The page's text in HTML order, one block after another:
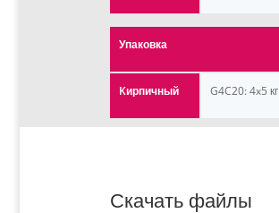
Kирпичный
Упаковка
G4C20: 4x5 кг
Скачать файлы